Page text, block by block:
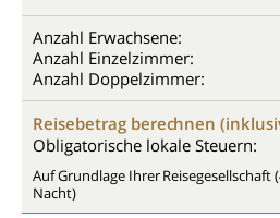
Anzahl Erwachsene:
Anzahl Einzelzimmer:
Anzahl Doppelzimmer:
Reisebetrag berechnen
Obligatorische lokale Steuern:
Auf Grundlage Ihrer Reisegesellschaft
Nacht)